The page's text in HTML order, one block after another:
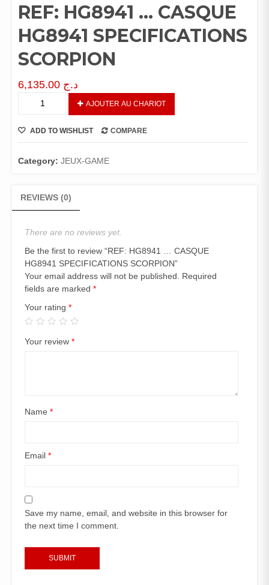
REF: HG8941 … CASQUE
HG8941 SPECIFICATIONS
SCORPION
د.ج
CASQUE
SPECIFICATIONS
AJOUTER AU CHARIOT
ADD TO WISHLIST COMPARE
Category: JEUX-GAME
REVIEWS (0)
There are no reviews yet.
Be the first to review “REF: HG8941 … CASQUE
HG8941 SPECIFICATIONS SCORPION”
Your email address will not be published.
Required
fields are marked *
Your rating *
Your review *
Name *
Email *
Save my name, email, and website in this browser for
the next time I comment.